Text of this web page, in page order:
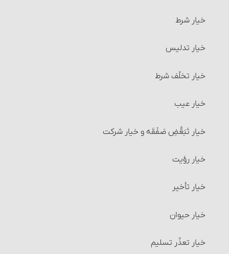
خیار شرط
خیار تدلیس
خیار تخلّف شرط
خیار عیب
خیار تَبَعُّضِ صَفْقَه و خیار شرکت
خیار رؤیت
خیار تأخیر
خیار حیوان
خیار تعذّر تسلیم